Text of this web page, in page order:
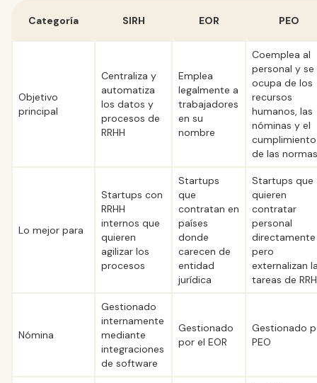
Categoría SIRH EOR PEO
Objetivo
principal
Centraliza y
automatiza
los datos y
procesos de
RRHH
Emplea
legalmente a
trabajadores
en su
nombre
Coemplea al
personal y se
ocupa de los
recursos
humanos, las
nóminas y el
cumplimiento
de las
Lo mejor para
Startups con
RRHH
internos que
quieren
agilizar los
procesos
Startups
que
contratan en
países
donde
carecen de
entidad
jurídica
Startups que
quieren
contratar
personal
directamente
pero
externalizan
tareas de
Nómina
Gestionado
internamente
mediante
integraciones
de software
Gestionado
por el EOR
Gestionado
PEO